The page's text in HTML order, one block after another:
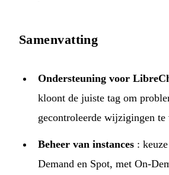
Samenvatting
Ondersteuning voor
kloont de juiste tag om
gecontroleerde wijzigingen te
Beheer van instances :
Demand en Spot, met On-